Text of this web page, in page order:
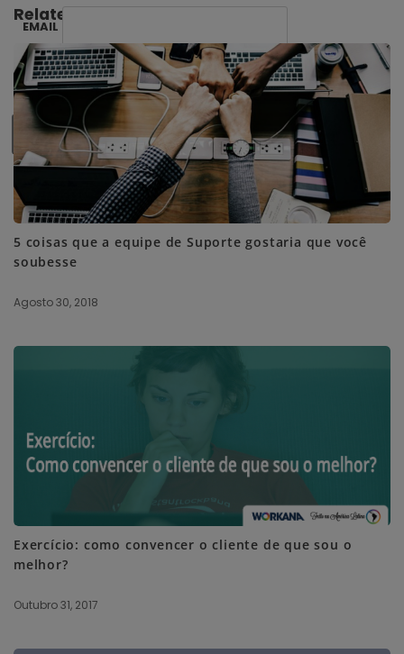
EMAIL
SUBSCRIBE ME
Related Posts:
5 coisas que a equipe de Suporte gostaria que você
soubesse
Agosto 30, 2018
Exercício: como convencer o cliente de que sou o
melhor?
Outubro 31, 2017